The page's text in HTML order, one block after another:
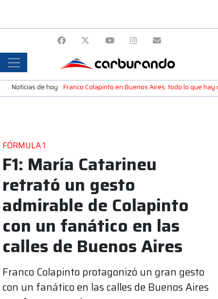
Noticias de hoy Franco Colapinto en Buenos Aires: todo lo que
FÓRMULA 1
F1: María Catarineu
retrató un gesto
admirable de Colapinto
con un fanático en las
calles de Buenos Aires
Franco Colapinto protagonizó un gran gesto
con un fanático en las calles de Buenos Aires